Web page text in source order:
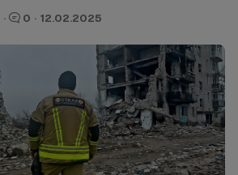
· 0 · 12.02.2025